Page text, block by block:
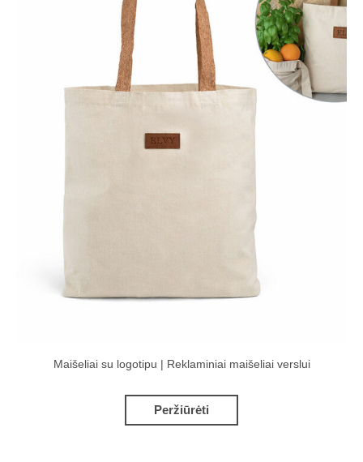
Maišeliai su logotipu | Reklaminiai maišeliai verslui
Peržiūrėti